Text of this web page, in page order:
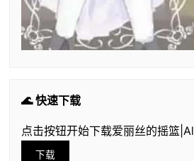
🌊 快速下载
点击按钮开始下载爱丽丝的摇篮
下载